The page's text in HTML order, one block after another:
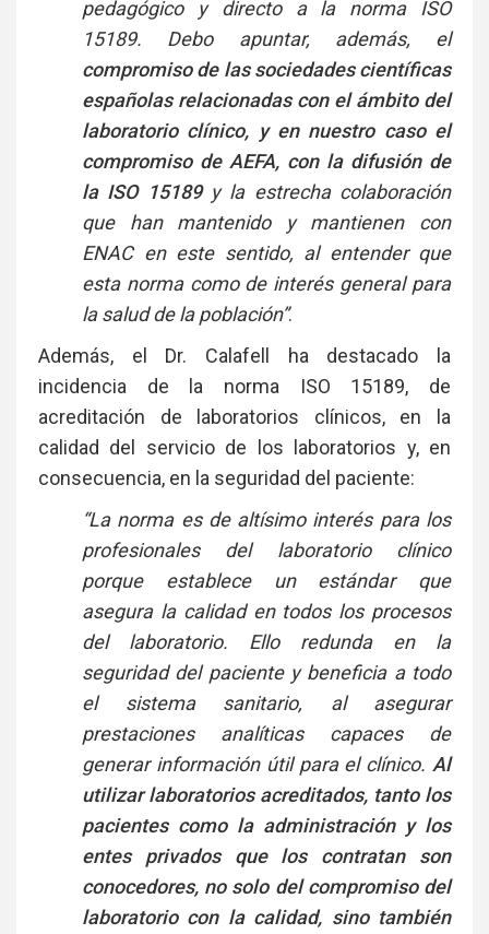
pedagógico y directo a la norma ISO
15189. Debo apuntar, además, el
compromiso de las sociedades científicas
españolas relacionadas con el ámbito del
laboratorio clínico, y en nuestro caso el
compromiso de AEFA, con la difusión de
la ISO 15189y la estrecha colaboración
que han mantenido y mantienen con
ENAC en este sentido, al entender que
esta norma como de interés general para
la salud de la población”.
Además, el Dr. Calafell ha destacado la
incidencia de la norma ISO 15189, de
acreditación de laboratorios clínicos, en la
calidad del servicio de los laboratorios y, en
consecuencia, en la seguridad del paciente:
“La norma es de altísimo interés para los
profesionales del laboratorio clínico
porque establece un estándar que
asegura la calidad en todos los procesos
del laboratorio. Ello redunda en la
seguridad del paciente y beneficia a todo
el sistema sanitario, al asegurar
prestaciones analíticas capaces de
generar información útil para el clínico. Al
utilizar laboratorios acreditados, tanto los
pacientes como la administración y los
entes privados que los contratan son
conocedores, no solo del compromiso del
laboratorio con la calidad, sino también